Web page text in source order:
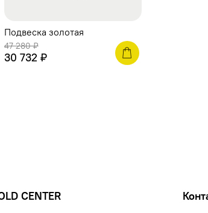
Подвеска золотая
47 280 ₽
30 732 ₽
CENTER